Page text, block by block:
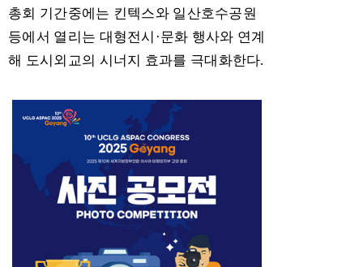
총회 기간중에는 킨텍스와 일산호수공원
등에서 열리는 대형전시 ·문화 행사와 연계
해 도시외교의 시너지 효과를 극대화한다.